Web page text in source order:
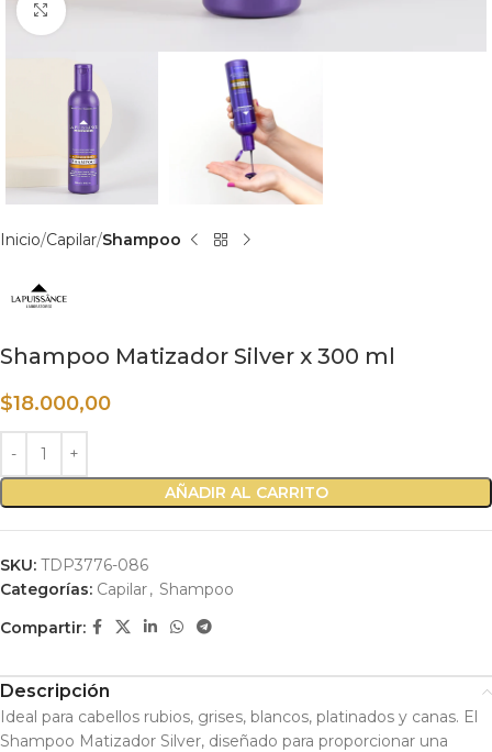
Haga clic para ampliar
Inicio Capilar Shampoo
Shampoo Matizador Silver x 300 ml
$18.000,00
AÑADIR AL CARRITO
SKU: TDP3776-086
Categorías: Capilar, Shampoo
Compartir:
Descripción
Ideal para cabellos rubios, grises, blancos, platinados y canas. El
Shampoo Matizador Silver, diseñado para proporcionar una